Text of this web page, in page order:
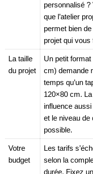
personnalisé ?
que l’atelier
permet bien
projet qui vous
La taille
du projet
Un petit format
cm) demande
temps qu’un
120×80 cm. La
influence
et le niveau de
possible.
Votre
budget
Les tarifs
selon la
durée. Fixez